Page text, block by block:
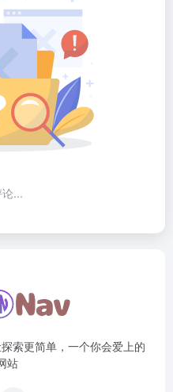
...
索更简单，一个你会爱上的
站